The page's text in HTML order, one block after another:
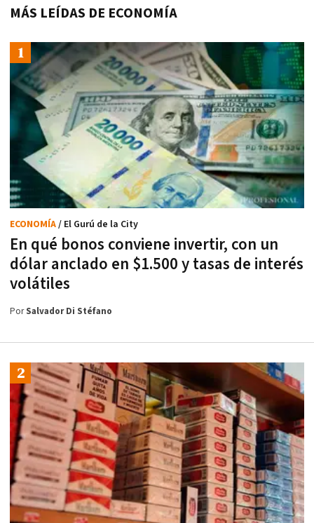
MÁS LEÍDAS DE ECONOMÍA
En qué bonos conviene invertir, con un
dólar anclado en $1.500 y tasas de interés
volátiles
ECONOMÍA/ El Gurú de la City
PorSalvador Di Stéfano